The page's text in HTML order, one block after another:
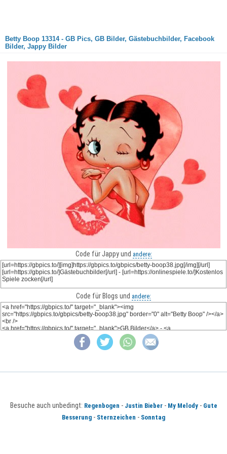
Betty Boop 13314 - GB Pics, GB Bilder, Gästebuchbilder, Facebook
Bilder, Jappy Bilder
Code für Jappy und andere:
Code für Blogs und andere:
Besuche auch unbedingt: Regenbogen - Justin Bieber- My Melody- Gute
Besserung - Sternzeichen - Sonntag